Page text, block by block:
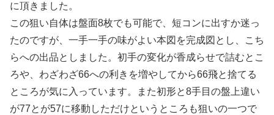
に頂きました。
この狙い自体は盤面8枚でも可能で、短コンに出すか迷っ
たのですが、一手一手の味がよい本図を完成図とし、こち
らへの出品としました。初手の変化が香成らせで詰むとこ
ろや、わざわざ66への利きを増やしてから66飛と捨てる
ところが気に入っています。また初形と8手目の盤上違い
が77とが57に移動しただけというところも狙いの一つで